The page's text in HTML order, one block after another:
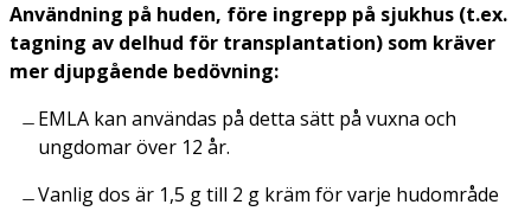
Användning på huden, före ingrepp på sjukhus (t.ex.
tagning av delhud för transplantation) som kräver
mer djupgående bedövning:
EMLA kan användas på detta sätt på vuxna och
ungdomar över 12 år.
Vanlig dos är 1,5 g till 2 g kräm för varje hudområde